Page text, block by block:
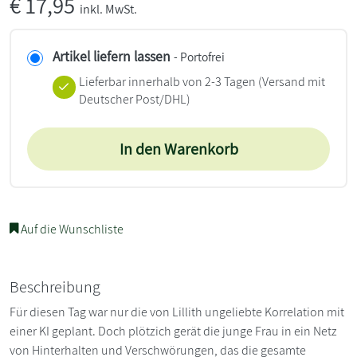
inkl. MwSt.
Artikel liefern lassen - Portofrei
Lieferbar innerhalb von 2-3 Tagen (Versand mit
Deutscher Post/DHL)
In den Warenkorb
Auf die Wunschliste
Beschreibung
Für diesen Tag war nur die von Lillith ungeliebte Korrelation mit
einer KI geplant. Doch plötzich gerät die junge Frau in ein Netz
von Hinterhalten und Verschwörungen, das die gesamte